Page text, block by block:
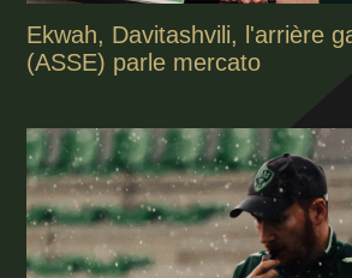
Ekwah, Davitashvili, l'arrière
(ASSE) parle mercato